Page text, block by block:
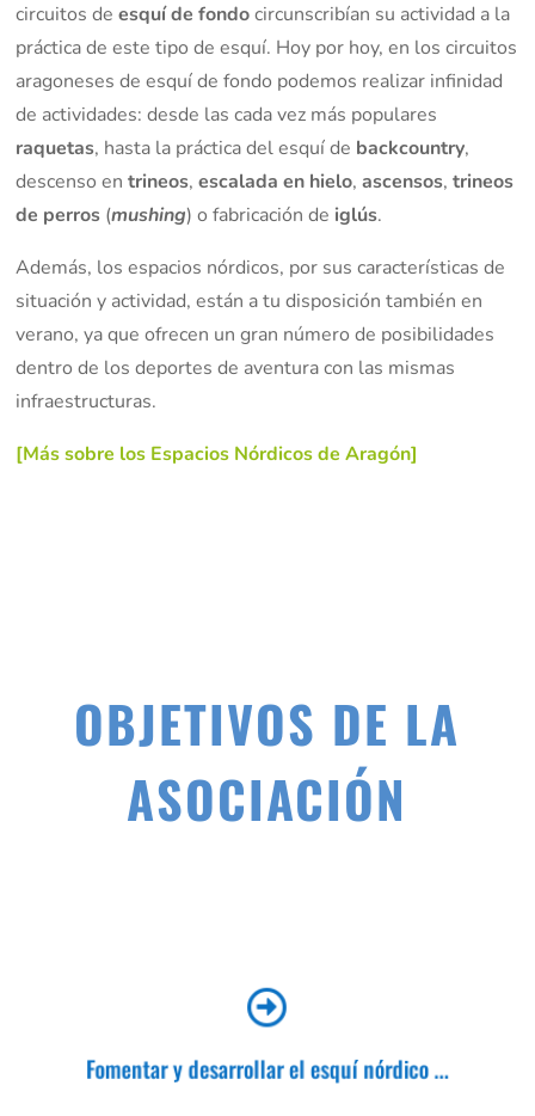
circuitos de esquí de fondocircunscribían su actividad a la
práctica de este tipo de esquí. Hoy por hoy, en los circuitos
aragoneses de esquí de fondo podemos realizar infinidad
de actividades: desde las cada vez más populares
raquetas, hasta la práctica del esquí de backcountry,
descenso entrineos,escalada en hielo,ascensos,trineos
de perros (mushing) o fabricación de iglús.
Además, los espacios nórdicos, por sus características de
situación y actividad, están a tu disposición también en
verano, ya que ofrecen un gran número de posibilidades
dentro de los deportes de aventura con las mismas
infraestructuras.
[Más sobre los Espacios Nórdicos de Aragón]
OBJETIVOS DE LA
ASOCIACIÓN

Fomentar y desarrollar el esquí nórdico ...
y las diferentes modalidades deportivas que en estos